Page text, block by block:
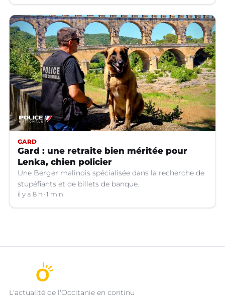
GARD
Gard : une retraite bien méritée pour
Lenka, chien policier
Une Berger malinois spécialisée dans la recherche de
stupéfiants et de billets de banque.
il y a 8 h 1 min
L'actualité de l'Occitanie en continu